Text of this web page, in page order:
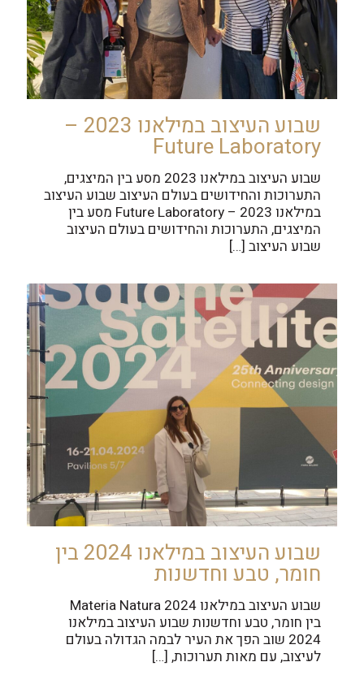
שבוע העיצוב במילאנו 2023 –
Future Laboratory
שבוע העיצוב במילאנו 2023 מסע בין המיצגים,
התערוכות והחידושים בעולם העיצוב שבוע העיצוב
במילאנו 2023 – Future Laboratory מסע בין
המיצגים, התערוכות והחידושים בעולם העיצוב
שבוע העיצוב […]
שבוע העיצוב במילאנו 2024 בין
חומר, טבע וחדשנות
בין חומר, טבע וחדשנות שבוע העיצוב במילאנו
2024 שוב הפך את העיר לבמה הגדולה בעולם
לעיצוב, עם מאות תערוכות, […]